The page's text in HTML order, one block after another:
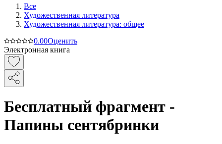
Все
Художественная литература
Художественная литература: общее
0.00Оценить
Электронная книга
Бесплатный фрагмент -
Папины сентябринки